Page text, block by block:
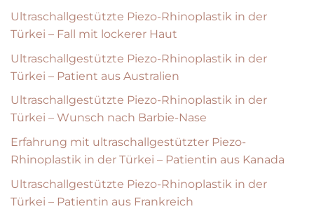
Ultraschallgestützte Piezo-Rhinoplastik in der
Türkei – Fall mit lockerer Haut
Ultraschallgestützte Piezo-Rhinoplastik in der
Türkei – Patient aus Australien
Ultraschallgestützte Piezo-Rhinoplastik in der
Türkei – Wunsch nach Barbie-Nase
Erfahrung mit ultraschallgestützter Piezo-
Rhinoplastik in der Türkei – Patientin aus Kanada
Ultraschallgestützte Piezo-Rhinoplastik in der
Türkei – Patientin aus Frankreich